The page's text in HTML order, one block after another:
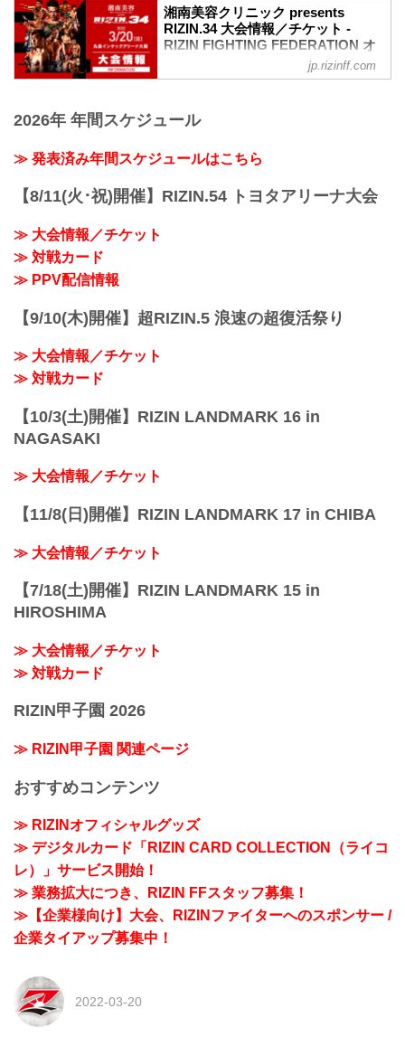
湘南美容クリニック presents
RIZIN.34 大会情報／チケット -
RIZIN FIGHTING FEDERATION オ
RIZIN.34
大会概要
湘南美容クリニック presents RIZIN.34
日時
終了予定時間
19:00〜20:00頃
jp.rizinff.com
2026年 年間スケジュール
≫ 発表済み年間スケジュールはこちら
【8/11(火･祝)開催】RIZIN.54 トヨタアリーナ大会
≫ 大会情報／チケット
≫ 対戦カード
≫ PPV配信情報
【9/10(木)開催】超RIZIN.5 浪速の超復活祭り
≫ 大会情報／チケット
≫ 対戦カード
【10/3(土)開催】RIZIN LANDMARK 16 in
NAGASAKI
≫ 大会情報／チケット
【11/8(日)開催】RIZIN LANDMARK 17 in CHIBA
≫ 大会情報／チケット
【7/18(土)開催】RIZIN LANDMARK 15 in
HIROSHIMA
≫ 大会情報／チケット
≫ 対戦カード
RIZIN甲子園 2026
≫ RIZIN甲子園 関連ページ
おすすめコンテンツ
≫ RIZINオフィシャルグッズ
≫ デジタルカード「RIZIN CARD COLLECTION（ライコ
レ）」サービス開始！
≫ 業務拡大につき、RIZIN FFスタッフ募集！
≫【企業様向け】大会、RIZINファイターへのスポンサー /
企業タイアップ募集中！
2022-03-20